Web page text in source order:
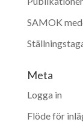
SAMOK
Meta
Logga in
Flöde för